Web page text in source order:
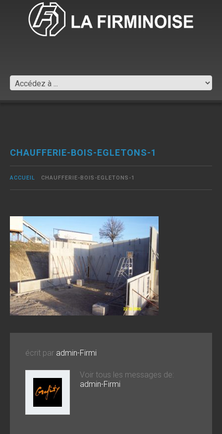
CHAUFFERIE-BOIS-EGLETONS-1
ACCUEIL CHAUFFERIE-BOIS-EGLETONS-1
écrit par admin-Firmi
Voir tous les messages de:
admin-Firmi